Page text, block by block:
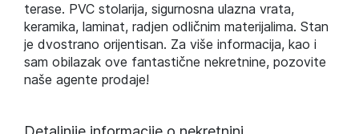
terase. PVC stolarija, sigurnosna ulazna vrata,
keramika, laminat, radjen odličnim materijalima. Stan
je dvostrano orijentisan. Za više informacija, kao i
sam obilazak ove fantastične nekretnine, pozovite
naše agente prodaje!